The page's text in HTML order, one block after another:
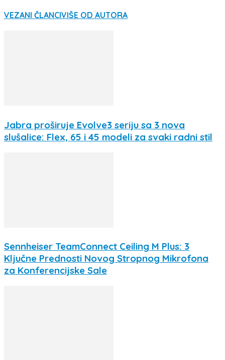
VEZANI ČLANCIVIŠE OD AUTORA
Jabra proširuje Evolve3 seriju sa 3 nova
slušalice: Flex, 65 i 45 modeli za svaki radni stil
Sennheiser TeamConnect Ceiling M Plus: 3
Ključne Prednosti Novog Stropnog Mikrofona
za Konferencijske Sale